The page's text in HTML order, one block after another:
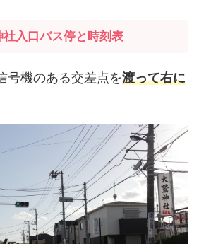
入口バス停と時刻表
号機のある交差点を渡って右に